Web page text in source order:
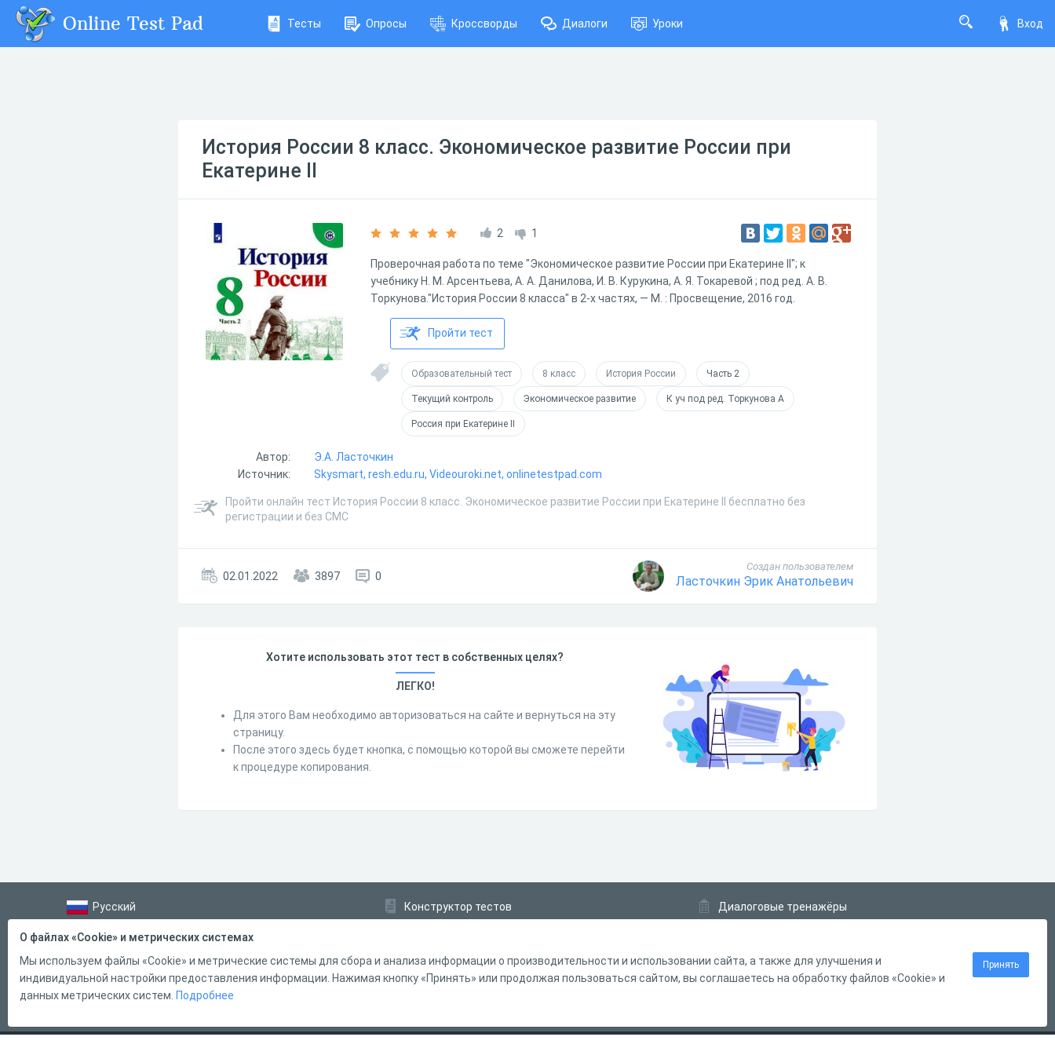
Вход
Online Test Pad Тесты Опросы Кроссворды Диалоги Уроки
История России 8 класс. Экономическое развитие России при
Екатерине II
2 1
Проверочная работа по теме "Экономическое развитие России при Екатерине II"; к
учебнику Н. М. Арсентьева, А. А. Данилова, И. В. Курукина, А. Я. Токаревой ; под ред. А. В.
Торкунова."История России 8 класса" в 2-х частях, — М. : Просвещение, 2016 год.
Пройти тест
Образовательный тест 8 класс История России Часть 2
Текущий контроль Экономическое развитие К уч под ред. Торкунова А
Россия при Екатерине II
Автор:
Э.А. Ласточкин
Источник:
Skysmart, resh.edu.ru, Videouroki.net, onlinetestpad.com
Пройти онлайн тест История России 8 класс. Экономическое развитие России при Екатерине II бесплатно без
регистрации и без СМС
02.01.2022 3897 0
Создан пользователем
Ласточкин Эрик Анатольевич
Хотите использовать этот тест в собственных целях?
ЛЕГКО!
Для этого Вам необходимо авторизоваться на сайте и вернуться на эту
страницу.
После этого здесь будет кнопка, с помощью которой вы сможете перейти
к процедуре копирования.
Русский
Справка
Форма обратной связи
Контакты
Конструктор тестов
Конструктор кроссвордов
Диалоговые тренажёры
Система Дистанционного Обучения
О файлах «Cookie» и метрических системах
Мы используем файлы «Cookie» и метрические системы для сбора и анализа информации о производительности и использовании сайта, а также для улучшения и
индивидуальной настройки предоставления информации. Нажимая кнопку «Принять» или продолжая пользоваться сайтом, вы соглашаетесь на обработку файлов «Cookie» и
данных метрических систем. Подробнее
Принять